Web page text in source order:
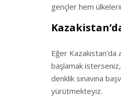
gençler hem
Eğer
başlamak isterseniz,
denklik sınavına
yürütmekteyiz.